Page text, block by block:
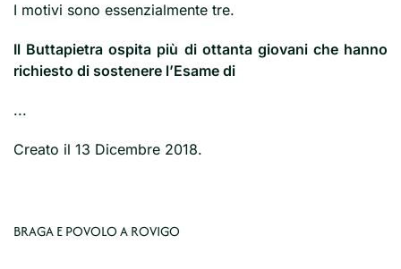
I motivi sono essenzialmente tre.
Il Buttapietra ospita più di ottanta giovani che hanno
richiesto di sostenere l’Esame di
...
Creato il 13 Dicembre 2018.
BRAGA E POVOLO A ROVIGO